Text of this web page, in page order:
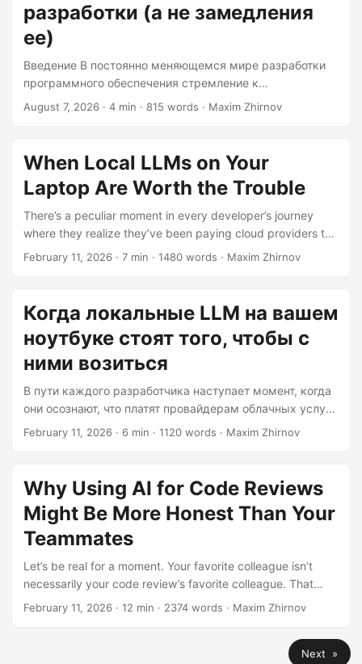
разработки (а не замедления
ее)
Введение В постоянно меняющемся мире разработки
программного обеспечения стремление к
эффективности не знает границ. Появляются AI-
оправдывают ли они ожидания? В этой статье мы
подробно рассмотрим мир AI-помощников для
кодирования, изучим, как использовать их
разработки, избегая при этом ошибок, которые могут
замедлить работу. Что такое AI-помощники для
кодирования? AI-помощники для кодирования — это
возможностей человеческих разработчиков....
August 7, 2026 · 4 min · 815 words · Maxim Zhirnov
When Local LLMs on Your
Laptop Are Worth the Trouble
There’s a peculiar moment in every developer’s journey
where they realize they’ve been paying cloud providers to
think for them. If you’ve found yourself squinting at your
can I actually run these AI models on my laptop without it
melting? More importantly—should I? The short answer is
yes, and increasingly, the pragmatic answer is: it depends,
but probably more often than you think....
February 11, 2026 · 7 min · 1480 words · Maxim Zhirnov
Когда локальные LLM на вашем
ноутбуке стоят того, чтобы с
ними возиться
В пути каждого разработчика наступает момент, когда
они осознают, что платят провайдерам облачных услуг
за то, чтобы те думали за них. Если вы ловили себя на
сторонние серверы, возможно, вы задаётесь
вопросом: могу ли я на самом деле запустить эти
модели ИИ на своём ноутбуке, не расплавив его? А
главное — стоит ли мне это делать?...
February 11, 2026 · 6 min · 1120 words · Maxim Zhirnov
Why Using AI for Code Reviews
Might Be More Honest Than Your
Teammates
Let’s be real for a moment. Your favorite colleague isn’t
necessarily your code review’s favorite colleague. That
senior dev who approved your pull request at 4:50 PM on a
architectural analysis. They were one browser tab away
from freedom, and your console.log debugging wasn’t
February 11, 2026 · 12 min · 2374 words · Maxim Zhirnov
Next »